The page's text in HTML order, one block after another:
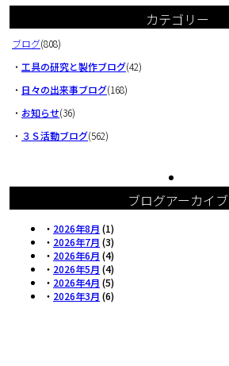
カテゴリー
ブログ(808)
・ 工具の研究と製作ブログ(42)
・ 日々の出来事ブログ(168)
・ お知らせ(36)
・ ３Ｓ活動ブログ(562)
ブログアーカイブ
・ 2026年8月 (1)
・ 2026年7月 (3)
・ 2026年6月 (4)
・ 2026年5月 (4)
・ 2026年4月 (5)
・ 2026年3月 (6)